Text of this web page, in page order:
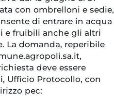
con ombrelloni e sedie,
di entrare in acqua
e fruibili anche gli altri
La domanda, reperibile
deve essere
Ufficio Protocollo, con
pec: